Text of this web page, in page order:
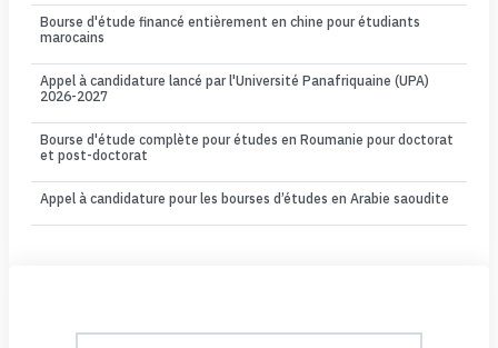
Bourse d'étude financé entièrement en chine pour étudiants
marocains
Appel à candidature lancé par l'Université Panafriquaine (UPA)
2026-2027
Bourse d'étude complète pour études en Roumanie pour doctorat
et post-doctorat
Appel à candidature pour les bourses d’études en Arabie saoudite